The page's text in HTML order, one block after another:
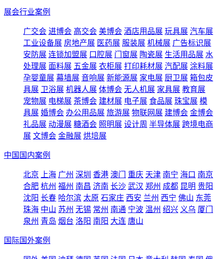
展会行业案例
广交会 进博会 高交会 美博会 酒店用品展 玩具展 汽车展
工业设备展 房地产展 医药展 服装展 机械展 广告标识展
安防展 连锁加盟展 口腔展 门窗展 陶瓷展 生活用品展 水
处理展 面料展 五金展 衣柜展 打印耗材展 汽配展 涂料展
孕婴童展 幕墙展 音响展 新能源展 家电展 厨卫展 箱包皮
具展 卫浴展 机器人展 体博会 无人机展 家具展 教育展
宠物展 电梯展 茶博会 建材展 电子展 食品展 珠宝展 模
具展 婚博会 办公用品展 旅游展 物联网展 建博会 金博会
礼品展 动漫展 糖酒会 照明展 设计周 半导体展 跨境电商
展 文博会 金融展 烘培展
中国国内案例
北京 上海 广州 深圳 香港 澳门 重庆 天津 南宁 海口 南京
合肥 杭州 福州 南昌 济南 长沙 武汉 郑州 成都 昆明 贵阳
沈阳 长春 哈尔滨 太原 石家庄 西安 兰州 西宁 佛山 东莞
珠海 中山 苏州 无锡 常州 南通 宁波 温州 绍兴 义乌 厦门
泉州 青岛 烟台 洛阳 南阳 大连 唐山
国际国外案例